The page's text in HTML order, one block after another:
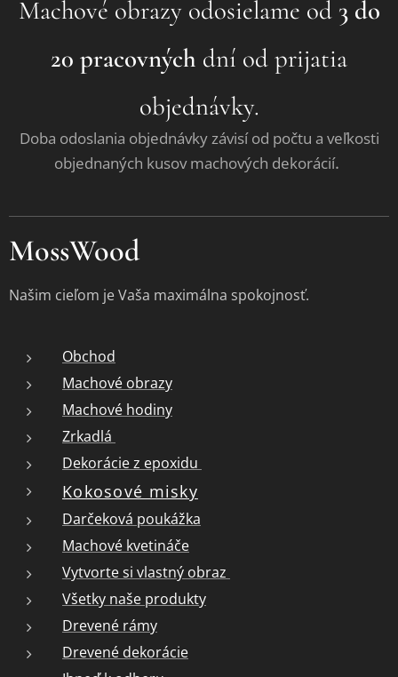
Machové obrazy odosielame od 3 do
20 pracovných dní od prijatia
objednávky.
Doba odoslania objednávky závisí od počtu a veľkosti
objednaných kusov machových dekorácií.
MossWood
Našim cieľom je Vaša maximálna spokojnosť.
Obchod
Machové obrazy
Machové hodiny
Zrkadlá
Dekorácie z epoxidu
Kokosové misky
Darčeková poukážka
Machové kvetináče
Vytvorte si vlastný obraz
Všetky naše produkty
Drevené rámy
Drevené dekorácie